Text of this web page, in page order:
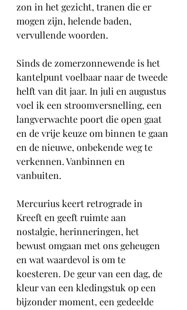
zon in het gezicht, tranen die er
mogen zijn, helende baden,
vervullende woorden.
Sinds de zomerzonnewende is het
kantelpunt voelbaar naar de tweede
helft van dit jaar. In juli en augustus
voel ik een stroomversnelling, een
langverwachte poort die open gaat
en de vrije keuze om binnen te gaan
en de nieuwe, onbekende weg te
verkennen. Vanbinnen en
vanbuiten.
Mercurius keert retrograde in
Kreeft en geeft ruimte aan
nostalgie, herinneringen, het
bewust omgaan met ons geheugen
en wat waardevol is om te
koesteren. De geur van een dag, de
kleur van een kledingstuk op een
bijzonder moment, een gedeelde